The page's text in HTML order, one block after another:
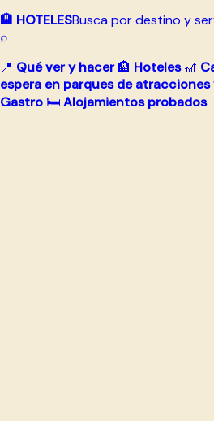
🏨 HOTELESBusca por destino y
⌕
📍 Qué ver y hacer 🏨 Hoteles 🎢
espera en parques de
Gastro 🛏️Alojamientos probados